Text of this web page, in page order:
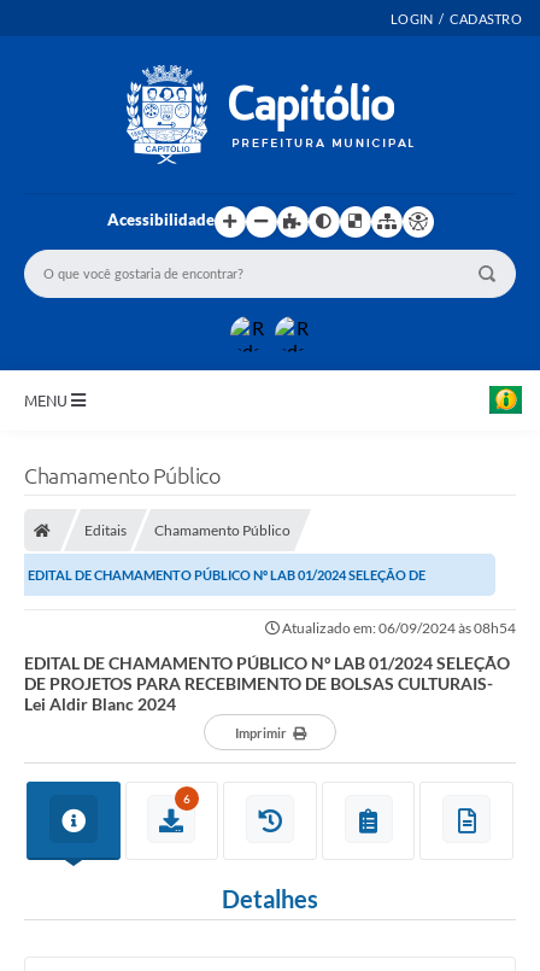
LOGIN / CADASTRO
Acessibilidade
MENU
Controle Interno
LGPD
Chamamento Público
Editais Chamamento Público
EDITAL DE CHAMAMENTO PÚBLICO Nº LAB 01/2024 SELEÇÃO DE
Atualizado em: 06/09/2024 às 08h54
EDITAL DE CHAMAMENTO PÚBLICO Nº LAB 01/2024 SELEÇÃO
DE PROJETOS PARA RECEBIMENTO DE BOLSAS CULTURAIS-
Lei Aldir Blanc 2024
Imprimir
6
Detalhes